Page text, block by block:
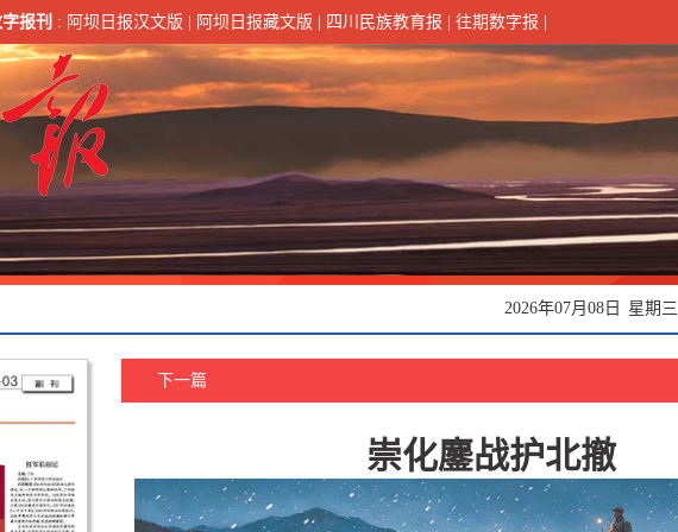
报刊 : 阿坝日报汉文版 阿坝日报藏文版 四川民族教育报 往期数字报
星期三
2026年07月08日
下一篇
崇化鏖战护北撤